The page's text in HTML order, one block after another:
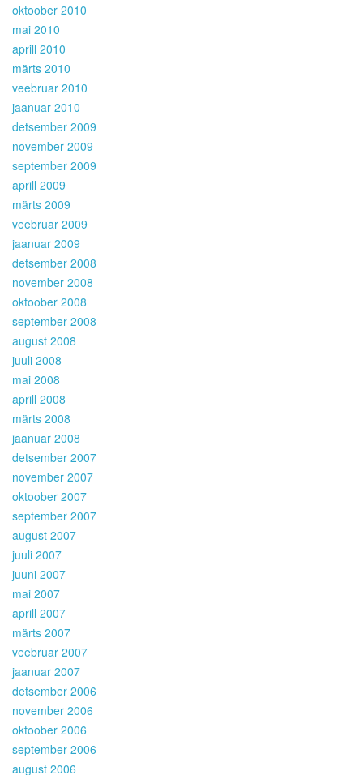
oktoober 2010
mai 2010
aprill 2010
märts 2010
veebruar 2010
jaanuar 2010
detsember 2009
november 2009
september 2009
aprill 2009
märts 2009
veebruar 2009
jaanuar 2009
detsember 2008
november 2008
oktoober 2008
september 2008
august 2008
juuli 2008
mai 2008
aprill 2008
märts 2008
jaanuar 2008
detsember 2007
november 2007
oktoober 2007
september 2007
august 2007
juuli 2007
juuni 2007
mai 2007
aprill 2007
märts 2007
veebruar 2007
jaanuar 2007
detsember 2006
november 2006
oktoober 2006
september 2006
august 2006